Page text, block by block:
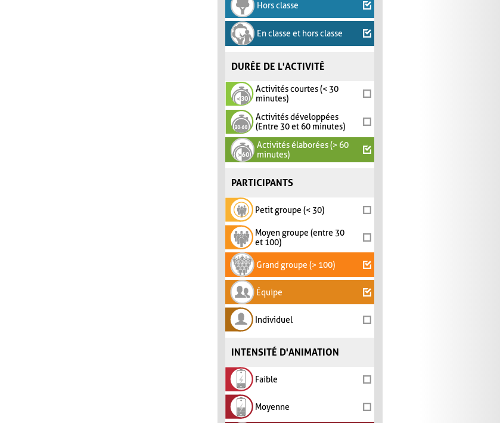
Hors classe
En classe et hors classe
DURÉE DE L'ACTIVITÉ
Activités courtes (< 30
minutes)
Activités développées
(Entre 30 et 60 minutes)
Activités élaborées (> 60
minutes)
PARTICIPANTS
Petit groupe (< 30)
Moyen groupe (entre 30
et 100)
Grand groupe (> 100)
Équipe
Individuel
INTENSITÉ D'ANIMATION
Faible
Moyenne